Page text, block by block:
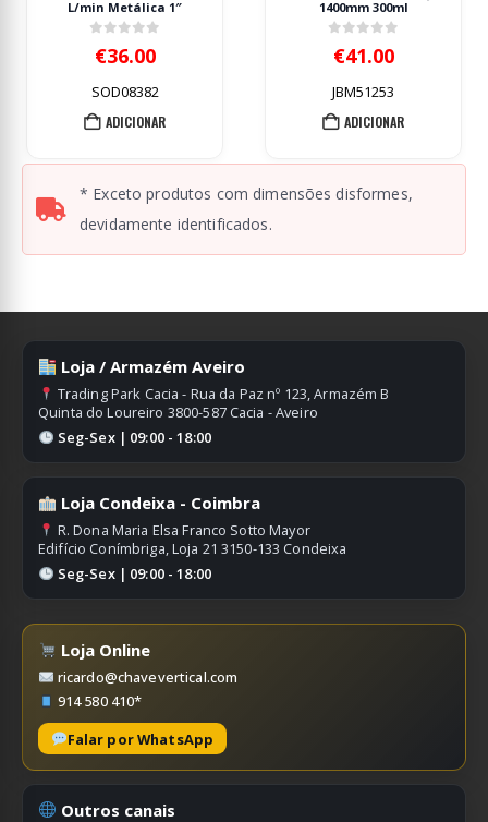
1″
* Exceto produtos com dimensões disformes,
devidamente identificados.
Loja / Armazém Aveiro
Trading Park Cacia - Rua da Paz nº 123, Armazém B
Quinta do Loureiro 3800-587 Cacia - Aveiro
Seg-Sex | 09:00 - 18:00
Loja Condeixa - Coimbra
R. Dona Maria Elsa Franco Sotto Mayor
Edifício Conímbriga, Loja 21 3150-133 Condeixa
Seg-Sex | 09:00 - 18:00
Loja Online
ricardo@chavevertical.com
914 580 410*
Falar por WhatsApp
Outros canais